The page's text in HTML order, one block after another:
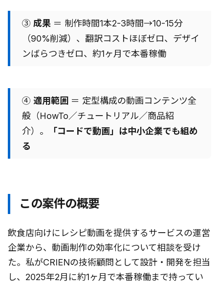
③ 成果 ＝ 制作時間1本2-3時間→10-15分
（90%削減）、翻訳コストほぼゼロ、デザイ
ンばらつきゼロ、約1ヶ月で本番稼働
④ 適用範囲 ＝ 定型構成の動画コンテンツ全
般（HowTo／チュートリアル／商品紹
介）。
「コードで動画」は中小企業でも組め
る
この案件の概要
飲食店向けにレシピ動画を提供するサービスの運営
企業から、動画制作の効率化について相談を受け
た。私がCRIENの技術顧問として設計・開発を担当
し、2025年2月に約1ヶ月で本番稼働まで持ってい